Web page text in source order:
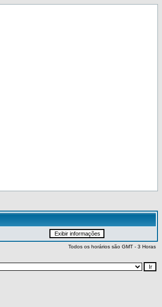
Todos os horários são GMT - 3 Horas